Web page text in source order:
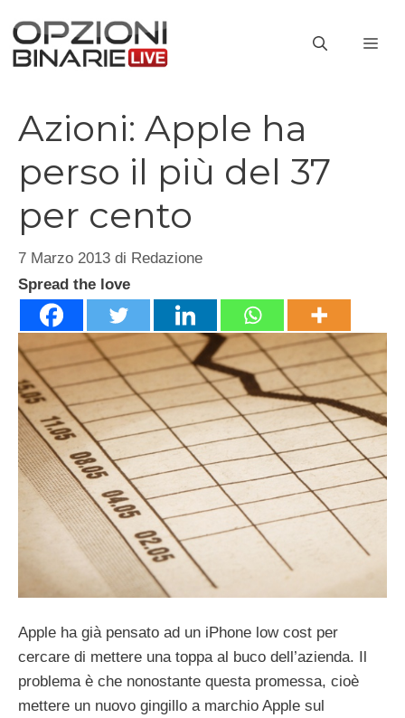
contenuto
Azioni: Apple ha
perso il più del 37
per cento
7 Marzo 2013 di Redazione
Spread the love
Apple ha già pensato ad un iPhone low cost per
cercare di mettere una toppa al buco dell’azienda. Il
problema è che nonostante questa promessa, cioè
mettere un nuovo gingillo a marchio Apple sul